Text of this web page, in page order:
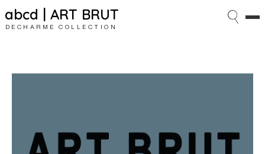
abcd | ART BRUT
DECHARME COLLECTION